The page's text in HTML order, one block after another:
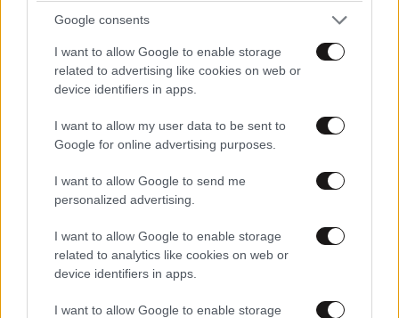
Google consents
I want to allow Google to enable storage
related to advertising like cookies on web or
device identifiers in apps.
I want to allow my user data to be sent to
Google for online advertising purposes.
I want to allow Google to send me
personalized advertising.
I want to allow Google to enable storage
related to analytics like cookies on web or
device identifiers in apps.
I want to allow Google to enable storage